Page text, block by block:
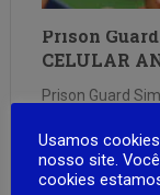
Prison
CELULAR
Prison Guard
intensa e
Simulator, cada
Usamos
nosso site.
cookies